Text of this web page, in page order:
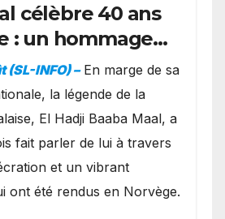
célèbre 40 ans
: un hommage
à Oslo en
la famille
(SL-INFO) – ​En marge de sa
la légende de la
El Hadji Baaba Maal, a
fait parler de lui à travers
et un vibrant
ont été rendus en Norvège.